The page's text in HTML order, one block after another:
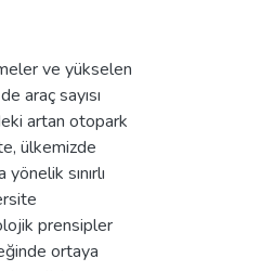
ve yükselen
araç sayısı
artan otopark
ülkemizde
sınırlı
prensipler
ortaya